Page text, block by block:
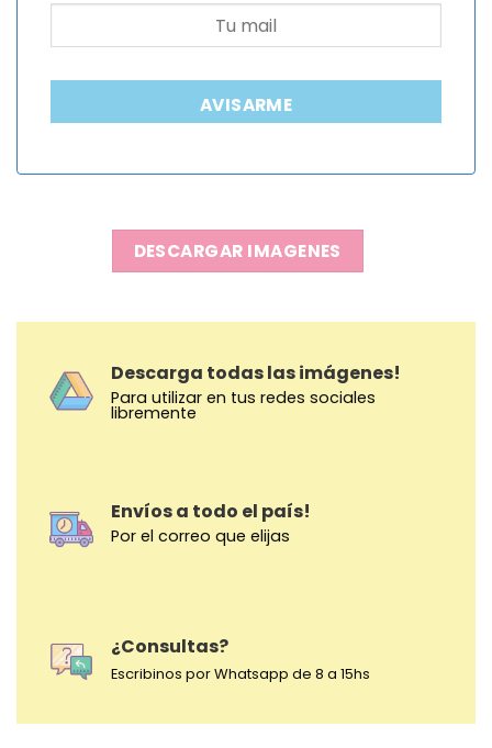
AVISARME
DESCARGAR IMAGENES
Descarga todas las imágenes!
Para utilizar en tus redes sociales
libremente
Envíos a todo el país!
Por el correo que elijas
¿Consultas?
Escribinos por Whatsapp de 8 a 15hs